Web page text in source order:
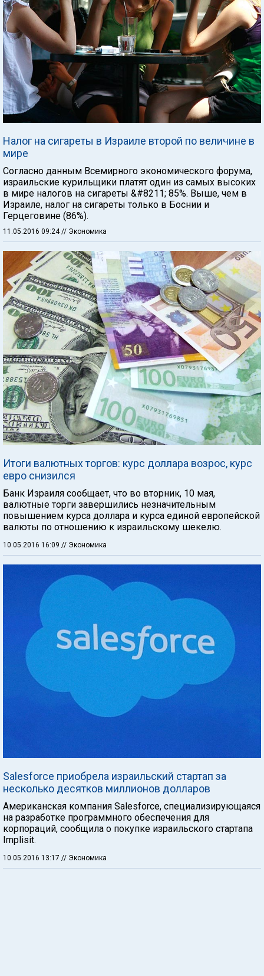
Налог на сигареты в Израиле второй по величине в
мире
Согласно данным Всемирного экономического форума,
израильские курильщики платят один из самых высоких
в мире налогов на сигареты &#8211; 85%. Выше, чем в
Израиле, налог на сигареты только в Боснии и
Герцеговине (86%).
11.05.2016 09:24// Экономика
Итоги валютных торгов: курс доллара возрос, курс
евро снизился
Банк Израиля сообщает, что во вторник, 10 мая,
валютные торги завершились незначительным
повышением курса доллара и курса единой европейской
валюты по отношению к израильскому шекелю.
10.05.2016 16:09 // Экономика
Salesforce приобрела израильский стартап за
несколько десятков миллионов долларов
Американская компания Salesforce, специализирующаяся
на разработке программного обеспечения для
корпораций, сообщила о покупке израильского стартапа
Implisit.
10.05.2016 13:17 // Экономика